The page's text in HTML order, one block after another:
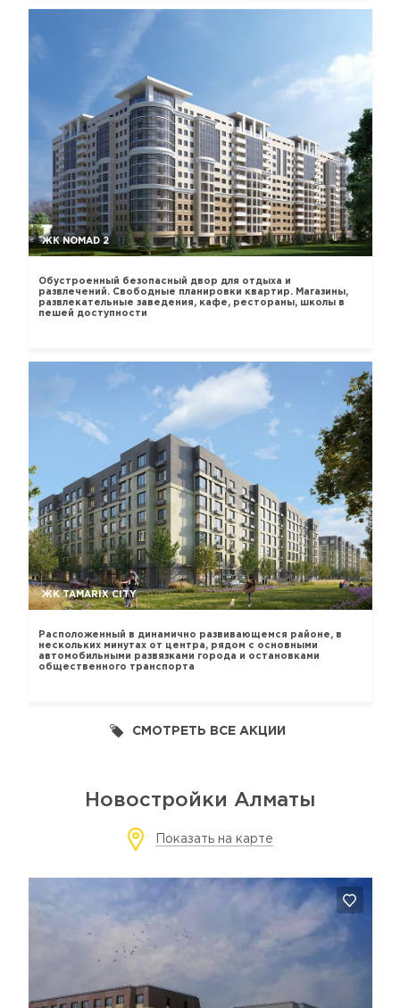
ЖК NOMAD 2
Обустроенный безопасный двор для отдыха и
развлечений. Свободные планировки квартир. Магазины,
развлекательные заведения, кафе, рестораны, школы в
пешей доступности
ЖК TAMARIX CITY
Расположенный в динамично развивающемся районе, в
нескольких минутах от центра, рядом с основными
автомобильными развязками города и остановками
общественного транспорта
СМОТРЕТЬ ВСЕ АКЦИИ
Новостройки Алматы
Показать на карте